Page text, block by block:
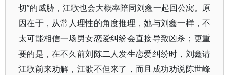
切”的威胁，江歌也会大概率陪同刘鑫一起回公寓。原
因在于，从常人理性的角度推理，她与刘鑫一样，不
太可能相信一场男女恋爱纠纷会直接导致凶杀；更重
要的是，在不久前刘陈二人发生恋爱纠纷时，刘鑫请
江歌前来劝解，江歌不但来了，而且成功劝说陈世峰